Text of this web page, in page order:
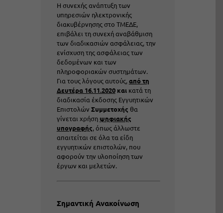
Η συνεχής ανάπτυξη των
υπηρεσιών ηλεκτρονικής
διακυβέρνησης στο ΤΜΕΔΕ,
επιβάλει τη συνεχή αναβάθμιση
των διαδικασιών ασφάλειας, την
ενίσχυση της ασφάλειας των
δεδομένων και των
πληροφοριακών συστημάτων.
Για τους λόγους αυτούς,από τη
Δευτέρα 16.11.2020 και κατά τη
διαδικασία έκδοσης Εγγυητικών
Επιστολών Συμμετοχής θα
γίνεται χρήση ψηφιακής
υπογραφής, όπως άλλωστε
απαιτείται σε όλα τα είδη
εγγυητικών επιστολών, που
αφορούν την υλοποίηση των
έργων και μελετών.
Σημαντική Ανακοίνωση